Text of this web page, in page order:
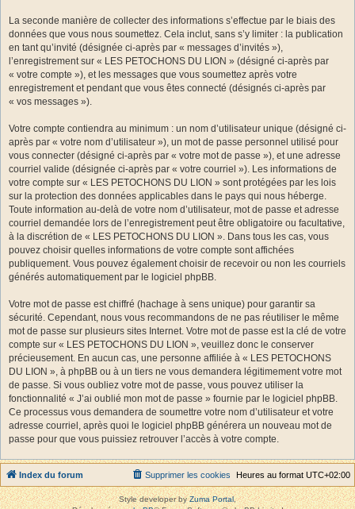
La seconde manière de collecter des informations s’effectue par le biais des
données que vous nous soumettez. Cela inclut, sans s’y limiter : la publication
en tant qu’invité (désignée ci-après par « messages d’invités »),
l’enregistrement sur « LES PETOCHONS DU LION » (désigné ci-après par
« votre compte »), et les messages que vous soumettez après votre
enregistrement et pendant que vous êtes connecté (désignés ci-après par
« vos messages »).
Votre compte contiendra au minimum : un nom d’utilisateur unique (désigné ci-
après par « votre nom d’utilisateur »), un mot de passe personnel utilisé pour
vous connecter (désigné ci-après par « votre mot de passe »), et une adresse
courriel valide (désignée ci-après par « votre courriel »). Les informations de
votre compte sur « LES PETOCHONS DU LION » sont protégées par les lois
sur la protection des données applicables dans le pays qui nous héberge.
Toute information au-delà de votre nom d’utilisateur, mot de passe et adresse
courriel demandée lors de l’enregistrement peut être obligatoire ou facultative,
à la discrétion de « LES PETOCHONS DU LION ». Dans tous les cas, vous
pouvez choisir quelles informations de votre compte sont affichées
publiquement. Vous pouvez également choisir de recevoir ou non les courriels
générés automatiquement par le logiciel phpBB.
Votre mot de passe est chiffré (hachage à sens unique) pour garantir sa
sécurité. Cependant, nous vous recommandons de ne pas réutiliser le même
mot de passe sur plusieurs sites Internet. Votre mot de passe est la clé de votre
compte sur « LES PETOCHONS DU LION », veuillez donc le conserver
précieusement. En aucun cas, une personne affiliée à « LES PETOCHONS
DU LION », à phpBB ou à un tiers ne vous demandera légitimement votre mot
de passe. Si vous oubliez votre mot de passe, vous pouvez utiliser la
fonctionnalité « J’ai oublié mon mot de passe » fournie par le logiciel phpBB.
Ce processus vous demandera de soumettre votre nom d’utilisateur et votre
adresse courriel, après quoi le logiciel phpBB générera un nouveau mot de
passe pour que vous puissiez retrouver l’accès à votre compte.
Index du forum Heures au format UTC+02:00
Supprimer les cookies
Style developer byZuma Portal,